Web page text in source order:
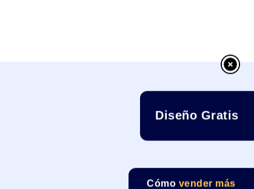
Diseño Gratis
Cómo vender más